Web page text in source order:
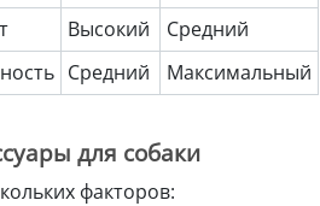
Высокий
Средний
Средний Максимальный
для собаки
факторов: